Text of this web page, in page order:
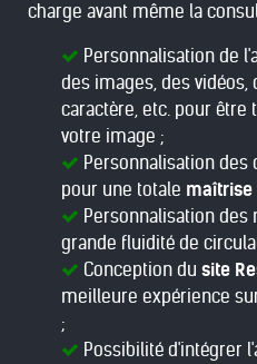
charge avant même la
Personnalisation de
des images, des vidéos,
caractère, etc. pour être
votre image ;
Personnalisation
pour une totale
Personnalisation
grande fluidité de
Conception du site
meilleure expérience
;
Possibilité d'intégrer